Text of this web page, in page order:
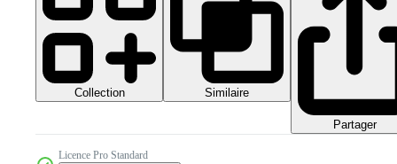
Collection Similaire
Partager
Licence Pro Standard